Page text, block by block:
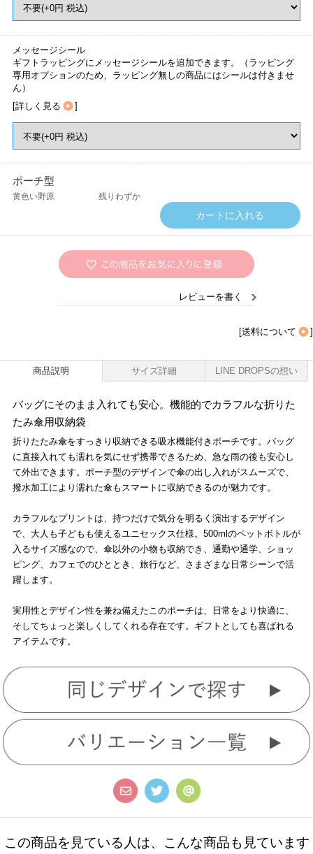
メッセージシール
ギフトラッピングにメッセージシールを追加できます。（ラッピング
専用オプションのため、ラッピング無しの商品にはシールは付きませ
ん）
[詳しく見る ]
ポーチ型
黄色い野原 残りわずか
レビューを書く
[送料について ]
商品説明 サイズ詳細 LINE DROPSの想い
バッグにそのまま入れても安心。機能的でカラフルな折りた
たみ傘用収納袋
折りたたみ傘をすっきり収納できる吸水機能付きポーチです。バッグ
に直接入れても濡れを気にせず携帯できるため、急な雨の後も安心し
て外出できます。ポーチ型のデザインで傘の出し入れがスムーズで、
撥水加工により濡れた傘もスマートに収納できるのが魅力です。
カラフルなプリントは、持つだけで気分を明るく演出するデザイン
で、大人も子どもも使えるユニセックス仕様。500mlのペットボトルが
入るサイズ感なので、傘以外の小物も収納でき、通勤や通学、ショッ
ピング、カフェでのひととき、旅行など、さまざまな日常シーンで活
躍します。
実用性とデザイン性を兼ね備えたこのポーチは、日常をより快適に、
そしてちょっと楽しくしてくれる存在です。ギフトとしても喜ばれる
アイテムです。
この商品を見ている人は、こんな商品も見ています